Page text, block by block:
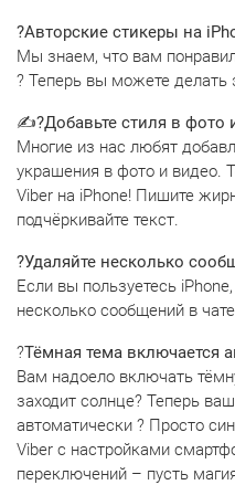
?️Авторские стикеры на
Мы знаем, что вам
? Теперь вы можете делать
✍?Добавьте стиля в фото
Многие из нас любят
украшения в фото и видео.
Viber на iPhone! Пишите
подчёркивайте текст.
?️Удаляйте несколько
Если вы пользуетесь
несколько сообщений в
?Тёмная тема включается
Вам надоело включать
заходит солнце? Теперь
автоматически ? Просто
Viber с настройками
переключений – пусть